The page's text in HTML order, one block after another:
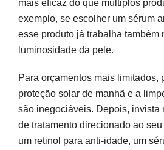
mais eficaz do que múltiplos
exemplo, se escolher um sérum
esse produto já trabalha também
luminosidade da pele.
Para orçamentos mais limitados,
proteção solar de manhã e a
são inegociáveis. Depois, invista
de tratamento direcionado ao
um retinol para anti-idade, um